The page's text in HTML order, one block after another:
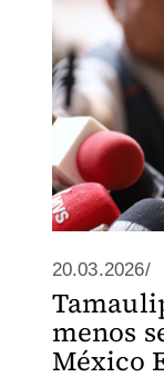
20.03.2026/
menos
México